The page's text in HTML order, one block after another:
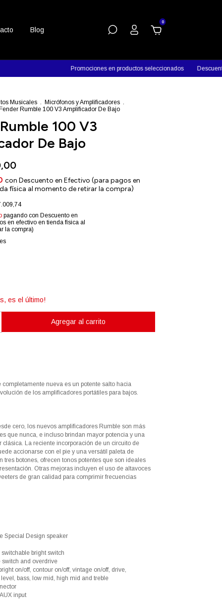
Blog
0
Promociones en productos seleccionados Descuentos en efectivo
Musicales . Micrófonos y Amplificadores .
Rumble 100 V3 Amplificador De Bajo
100 V3
De Bajo
con Descuento en Efectivo (para pagos en
física al momento de retirar la compra)
pagando con Descuento en
en efectivo en tienda física al
la compra)
es el último!
completamente nueva es un potente salto hacia
de los amplificadores portátiles para bajos.
cero, los nuevos amplificadores Rumble son más
que nunca, e incluso brindan mayor potencia y una
clásica. La reciente incorporación de un circuito de
accionarse con el pie y una versátil paleta de
tres botones, ofrecen tonos potentes que son ideales
Otras mejoras incluyen el uso de altavoces
de gran calidad para comprimir frecuencias
Special Design speaker
bright switch
switch and overdrive
on/off, contour on/off, vintage on/off, drive,
bass, low mid, high mid and treble
input